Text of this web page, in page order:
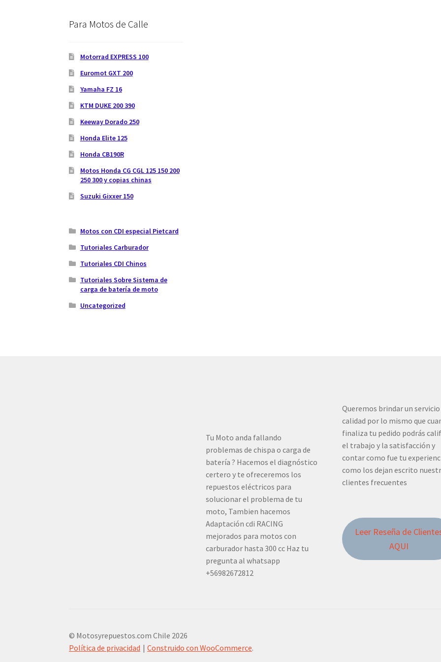
Para Motos de Calle
Motorrad EXPRESS 100
Euromot GXT 200
Yamaha FZ 16
KTM DUKE 200 390
Keeway Dorado 250
Honda Elite 125
Honda CB190R
Motos Honda CG CGL 125 150 200
250 300 y copias chinas
Suzuki Gixxer 150
Motos con CDI especial Pietcard
Tutoriales Carburador
Tutoriales CDI Chinos
Tutoriales Sobre Sistema de
carga de batería de moto
Uncategorized
Tu Moto anda fallando
problemas de chispa o carga de
batería ? Hacemos el diagnóstico
certero y te ofreceremos los
repuestos eléctricos para
solucionar el problema de tu
moto, Tambien hacemos
Adaptación cdi RACING
mejorados para motos con
carburador hasta 300 cc Haz tu
pregunta al whatsapp
+56982672812
Queremos brindar un servicio
calidad por lo mismo que
finaliza tu pedido podrás
el trabajo y la satisfacción y
contar como fue tu
como los dejan escrito
clientes frecuentes
Leer Reseña de
AQUI
© Motosyrepuestos.com Chile 2026
Política de privacidad
Construido con WooCommerce.